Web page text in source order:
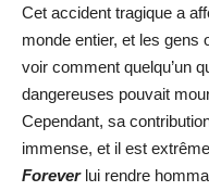
Cet accident tragique a
monde entier, et les gens
voir comment quelqu’un
dangereuses pouvait
Cependant, sa
immense, et il est
Forever lui rendre